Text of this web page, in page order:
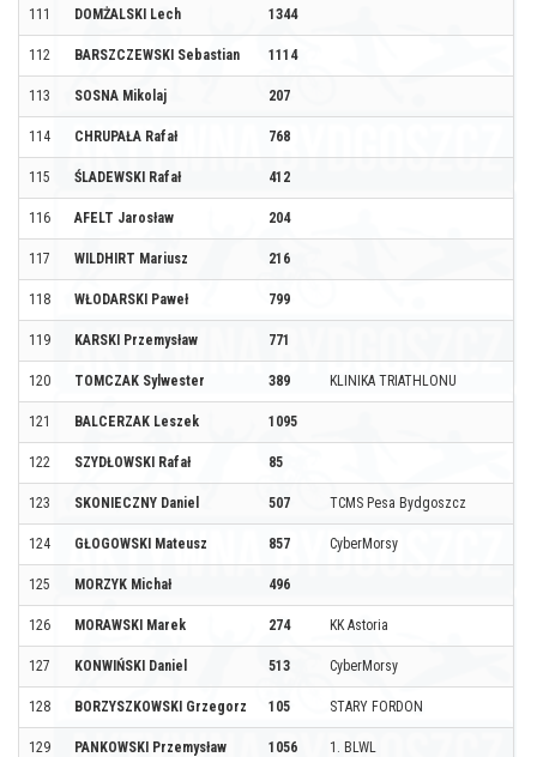
111 DOMŻALSKI Lech 1344
112 BARSZCZEWSKI Sebastian 1114
113 SOSNA Mikolaj 207
114 CHRUPAŁA Rafał 768
115 ŚLADEWSKI Rafał 412
116 AFELT Jarosław 204
117 WILDHIRT Mariusz 216
118 WŁODARSKI Paweł 799
119 KARSKI Przemysław 771
120 TOMCZAK Sylwester 389 KLINIKA TRIATHLONU
121 BALCERZAK Leszek 1095
122 SZYDŁOWSKI Rafał 85
123 SKONIECZNY Daniel 507 TCMS Pesa Bydgoszcz
124 GŁOGOWSKI Mateusz 857 CyberMorsy
125 MORZYK Michał 496
126 MORAWSKI Marek 274 KK Astoria
127 KONWIŃSKI Daniel 513 CyberMorsy
128 BORZYSZKOWSKI Grzegorz 105 STARY FORDON
129 PANKOWSKI Przemysław 1056 1. BLWL